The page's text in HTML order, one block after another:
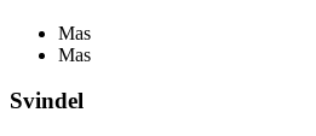
Mas
Mas
Svindel